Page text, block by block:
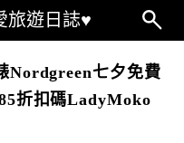
旅遊日誌♥
Nordgreen七夕免費
折扣碼LadyMoko